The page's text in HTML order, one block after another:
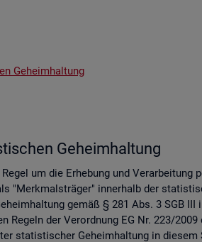
Ge­heim­hal­tung
Ge­heim­hal­tung
um die Er­he­bung und
"Merk­mals­trä­ger" in­ner­halb der
gemäß § 281 Abs. 3 SGB
der Ver­ord­nung EG Nr. 223/
sta­tis­ti­scher Ge­heim­hal­tung in